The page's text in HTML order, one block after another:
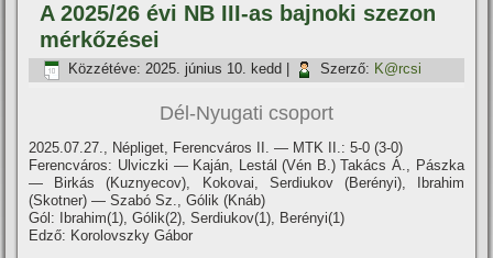
A 2025/26 évi NB III-as bajnoki szezon
mérkőzései
Közzétéve: 2025. június 10. kedd Szerző: K@rcsi
Dél-Nyugati csoport
2025.07.27., Népliget, Ferencváros II. — MTK II.: 5-0 (3-0)
Ferencváros: Ulviczki — Kaján, Lestál (Vén B.) Takács Á., Pászka
— Birkás (Kuznyecov), Kokovai, Serdiukov (Berényi), Ibrahim
(Skotner) — Szabó Sz., Gólik (Knáb)
Gól: Ibrahim(1), Gólik(2), Serdiukov(1), Berényi(1)
Edző: Korolovszky Gábor